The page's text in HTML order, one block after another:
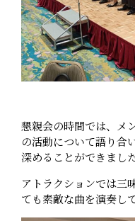
懇親会の時間では、メ
の活動について語り合
深めることができました
アトラクションでは三
ても素敵な曲を演奏し